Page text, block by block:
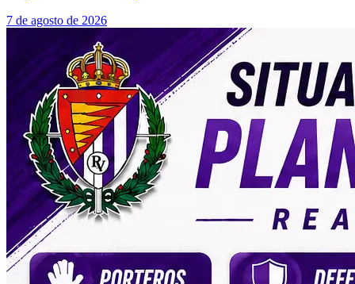
7 de agosto de 2026